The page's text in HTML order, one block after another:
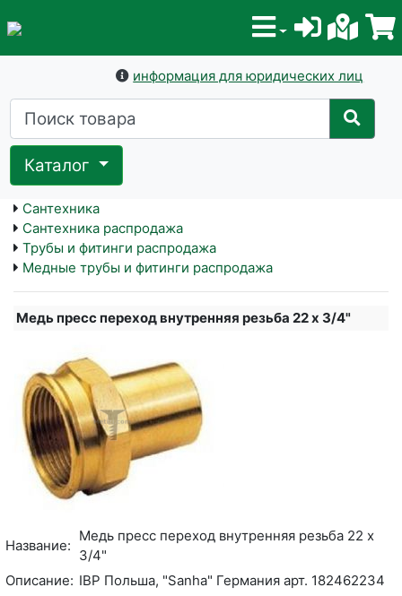
информация для юридических лиц
Каталог
Сантехника
Сантехника распродажа
Трубы и фитинги распродажа
Медные трубы и фитинги распродажа
Медь пресс переход внутренняя резьба 22 x 3/4"
Название:
Медь пресс переход внутренняя резьба 22 x
3/4"
Описание: IBP Польша, "Sanha" Германия арт. 182462234